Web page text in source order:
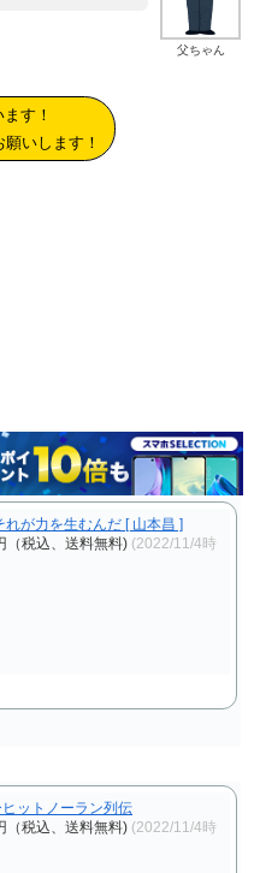
父ちゃん
す！
いします！
れが力を生むんだ [ 山本昌 ]
（税込、送料無料) (2022/11/4時
ットノーラン列伝
（税込、送料無料) (2022/11/4時